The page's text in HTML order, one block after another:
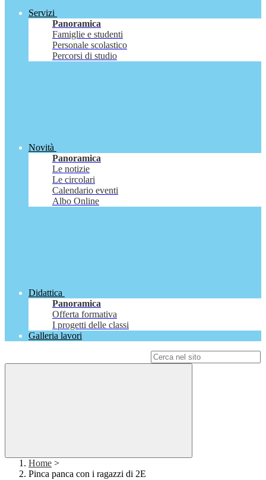
Servizi
Panoramica
Famiglie e studenti
Personale scolastico
Percorsi di studio
Novità
Panoramica
Le notizie
Le circolari
Calendario eventi
Albo Online
Didattica
Panoramica
Offerta formativa
I progetti delle classi
Galleria lavori
Home >
Pinca panca con i ragazzi di 2E